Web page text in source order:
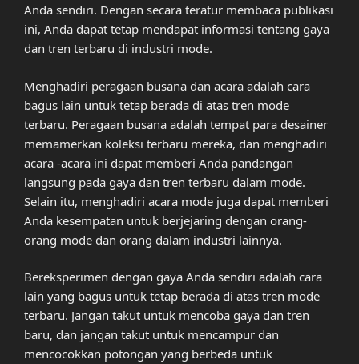
Anda sendiri. Dengan secara teratur membaca publikasi
ini, Anda dapat tetap mendapat informasi tentang gaya
dan tren terbaru di industri mode.
Menghadiri peragaan busana dan acara adalah cara
bagus lain untuk tetap berada di atas tren mode
terbaru. Peragaan busana adalah tempat para desainer
memamerkan koleksi terbaru mereka, dan menghadiri
acara -acara ini dapat memberi Anda pandangan
langsung pada gaya dan tren terbaru dalam mode.
Selain itu, menghadiri acara mode juga dapat memberi
Anda kesempatan untuk berjejaring dengan orang-
orang mode dan orang dalam industri lainnya.
Bereksperimen dengan gaya Anda sendiri adalah cara
lain yang bagus untuk tetap berada di atas tren mode
terbaru. Jangan takut untuk mencoba gaya dan tren
baru, dan jangan takut untuk mencampur dan
mencocokkan potongan yang berbeda untuk